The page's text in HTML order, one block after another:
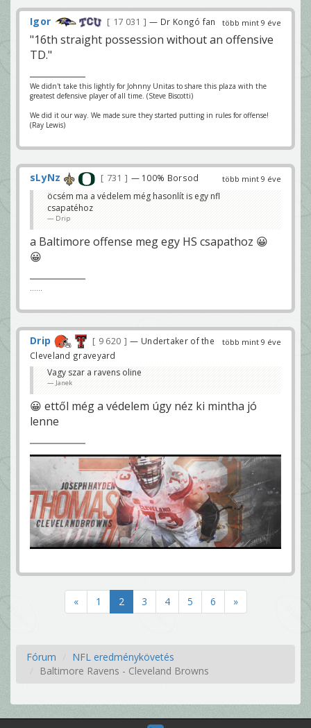
több mint 9 éve
Igor 17 031 — Dr Kongó fan
"16th straight possession without an offensive
TD."
We didn't take this lightly for Johnny Unitas to share this plaza with the
greatest defensive player of all time. (Steve Biscotti)
We did it our way. We made sure they started putting in rules for offense!
(Ray Lewis)
több mint 9 éve
sLyNz 731 — 100% Borsod
öcsém ma a védelem még hasonlít is egy nfl
csapatéhoz
Drip
a Baltimore offense meg egy HS csapathoz 😀
😀
több mint 9 éve
Drip 9 620
— Undertaker of the
Cleveland graveyard
Vagy szar a ravens oline
Janek
😀 ettől még a védelem úgy néz ki mintha jó
lenne
« 1 2 3 4 5 6 »
Fórum
NFL eredménykövetés
Baltimore Ravens - Cleveland Browns